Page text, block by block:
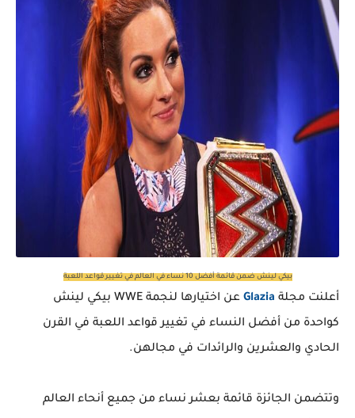
بيكي لينش ضمن قائمة أفضل 10 نساء في العالم في تغيير قواعد اللعبة
أعلنت مجلة Glazia
عن اختيارها لنجمة WWE بيكي لينش
كواحدة من أفضل النساء في تغيير قواعد اللعبة في القرن
الحادي والعشرين والرائدات في مجالهن.
وتتضمن الجائزة قائمة بعشر نساء من جميع أنحاء العالم